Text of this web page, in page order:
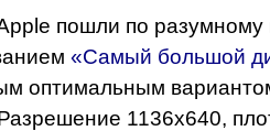
пошли по разумному
«Самый большой
оптимальным
1136х640,